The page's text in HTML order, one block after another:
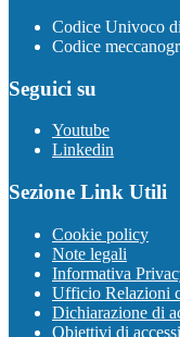
Codice Univoco
Codice
Seguici su
Youtube
Linkedin
Sezione Link Utili
Cookie policy
Note legali
Informativa
Ufficio Relazioni
Dichiarazione di
Obiettivi di